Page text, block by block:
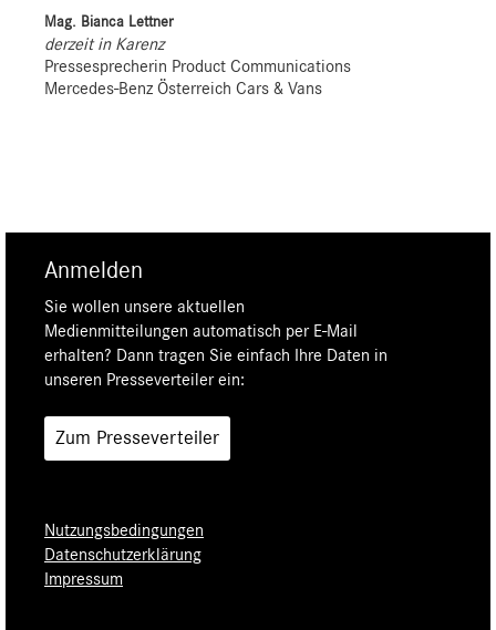
Mag. Bianca Lettner
derzeit in Karenz
Pressesprecherin Product Communications
Mercedes-Benz Österreich Cars & Vans
Anmelden
Sie wollen unsere aktuellen
Medienmitteilungen automatisch per E-Mail
erhalten? Dann tragen Sie einfach Ihre Daten in
unseren Presseverteiler ein:
Zum Presseverteiler
Nutzungsbedingungen
Datenschutzerklärung
Impressum